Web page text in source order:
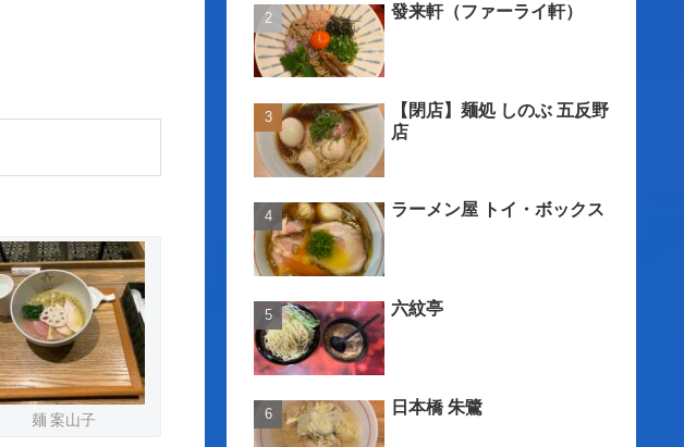
麺 案山子
發来軒（ファーライ軒）
【閉店】麺処 しのぶ 五反野
店
ラーメン屋 トイ・ボックス
六紋亭
日本橋 朱鷺